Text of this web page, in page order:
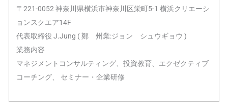
〒221-0052 神奈川県横浜市神奈川区栄町5-1 横浜クリエーシ
ョンスクエア14F
代表取締役 J.Jung ( 鄭 州業:ジョン シュウギョウ )
業務内容
マネジメントコンサルティング、投資教育、エクゼクティブ
コーチング、 セミナー・企業研修